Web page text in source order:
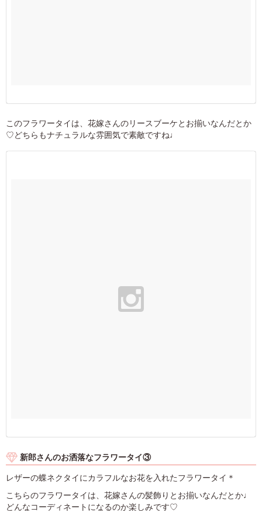
このフラワータイは、花嫁さんのリースブーケとお揃いなんだとか
♡どちらもナチュラルな雰囲気で素敵ですね♩
新郎さんのお洒落なフラワータイ③
レザーの蝶ネクタイにカラフルなお花を入れたフラワータイ＊
こちらのフラワータイは、花嫁さんの髪飾りとお揃いなんだとか♩
どんなコーディネートになるのか楽しみです♡